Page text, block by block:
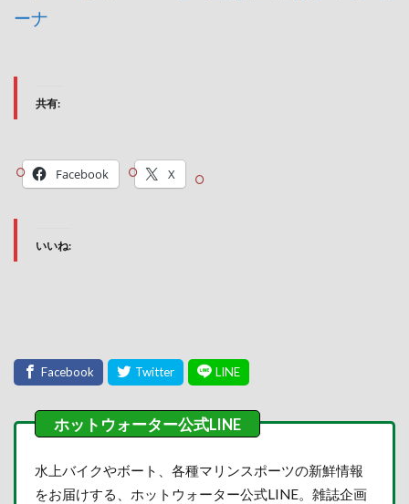
ーナ
共有:
Facebook X
いいね:
水上バイクやボート、各種マリンスポーツの新鮮情報
をお届けする、ホットウォーター公式LINE。雑誌企画